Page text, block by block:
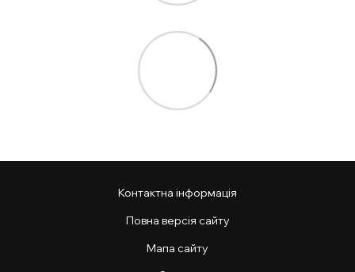
Контактна інформація
Повна версія сайту
Мапа сайту